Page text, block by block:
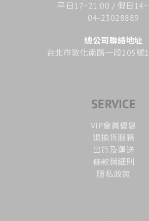
平日17~21:00 / 假日
04-23028889
總公司聯絡地址
台北市敦化南路一段205號
SERVICE
VIP會員優惠
退換貨服務
出貨及運送
條款與細則
隱私政策